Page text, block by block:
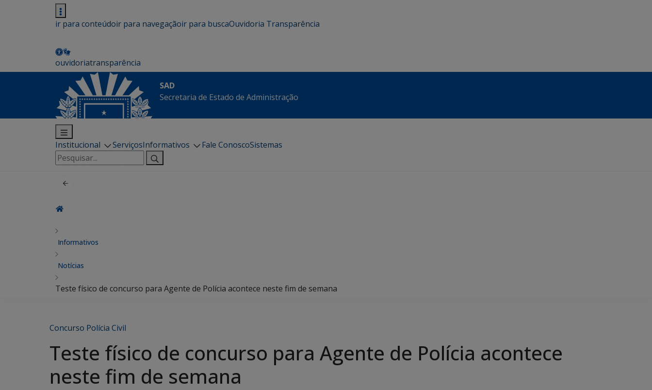
ir para conteúdoir para navegaçãoir para buscaOuvidoria Transparência
ouvidoriatransparência
SAD
Secretaria de Estado de Administração
Institucional ServiçosInformativos Fale ConoscoSistemas
Pesquisar
por:
Informativos
Notícias
Teste físico de concurso para Agente de Polícia acontece neste fim de semana
Concurso Polícia Civil
Teste físico de concurso para Agente de Polícia acontece
neste fim de semana